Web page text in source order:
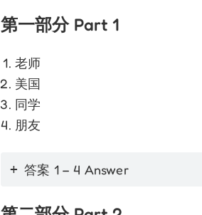
第一部分Part 1
老师
美国
同学
朋友
答案 1 – 4 Answer